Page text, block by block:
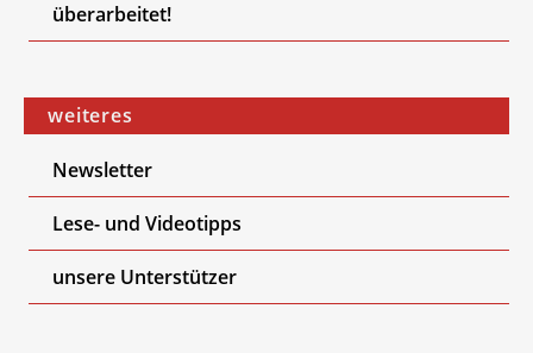
überarbeitet!
weiteres
Newsletter
Lese- und Videotipps
unsere Unterstützer